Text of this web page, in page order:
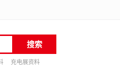
搜索
充电展资料